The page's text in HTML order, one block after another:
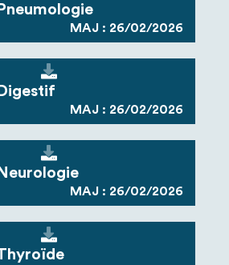
MAJ : 26/02/2026
MAJ : 26/02/2026
MAJ : 26/02/2026